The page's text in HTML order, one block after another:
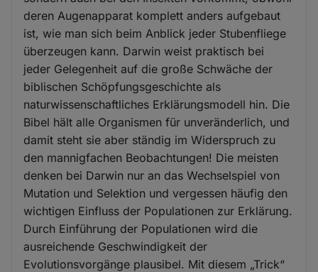
deren Augenapparat komplett anders aufgebaut
ist, wie man sich beim Anblick jeder Stubenfliege
überzeugen kann. Darwin weist praktisch bei
jeder Gelegenheit auf die große Schwäche der
biblischen Schöpfungsgeschichte als
naturwissenschaftliches Erklärungsmodell hin. Die
Bibel hält alle Organismen für unveränderlich, und
damit steht sie aber ständig im Widerspruch zu
den mannigfachen Beobachtungen! Die meisten
denken bei Darwin nur an das Wechselspiel von
Mutation und Selektion und vergessen häufig den
wichtigen Einfluss der Populationen zur Erklärung.
Durch Einführung der Populationen wird die
ausreichende Geschwindigkeit der
Evolutionsvorgänge plausibel. Mit diesem „Trick“